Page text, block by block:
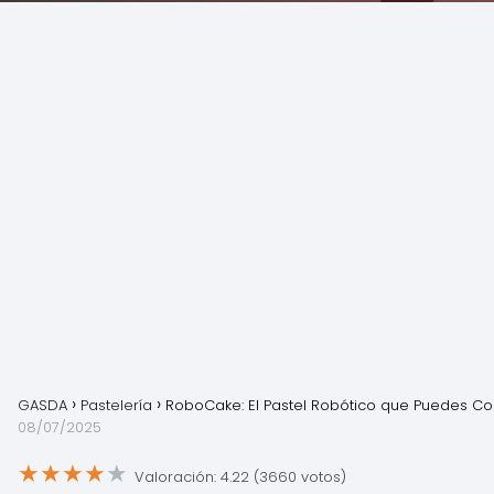
GASDA Pastelería
RoboCake: El Pastel Robótico que Puedes
08/07/2025
★★★★★ Valoración: 4.22 (3660 votos)